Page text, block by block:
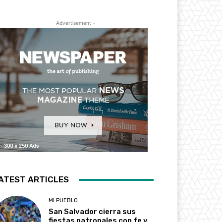
- Advertisement -
ARTICLES
MI PUEBLO
San Salvador cierra sus